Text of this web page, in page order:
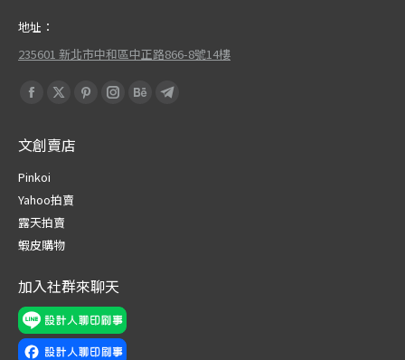
地址：
235601 新北市中和區中正路866-8號14樓
Find us on:
Facebook
opens
in
new
window
X
opens
new
window
PinterestInstagram
BehanceTelegram
文創賣店
Pinkoi
Yahoo拍賣
露天拍賣
蝦皮購物
加入社群來聊天